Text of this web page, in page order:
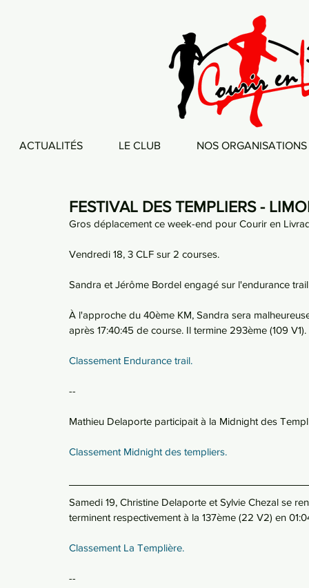
ACTUALITÉS LE CLUB NOS ORGANISATIONS
FESTIVAL DES TEMPLIERS -
Gros déplacement ce week-end pour Courir en
Vendredi 18, 3 CLF sur 2 courses.
Sandra et Jérôme Bordel engagé sur l'endurance
À l'approche du 40ème KM, Sandra sera
après 17:40:45 de course. Il termine 293ème (109 V1).
Classement Endurance trail.
--
Mathieu Delaporte participait à la Midnight des
Classement Midnight des templiers.
Samedi 19, Christine Delaporte et Sylvie Chezal se
terminent respectivement à la 137ème (22 V2) en
Classement La Templière.
--